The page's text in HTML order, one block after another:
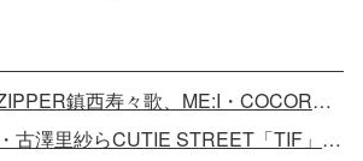
【写真】FRUITS ZIPPER鎮西寿々歌、ME:I・COCORO（加藤心）と食事へ
【写真】桜庭遥花・古澤里紗らCUTIE STREET「TIF」で初お披露目